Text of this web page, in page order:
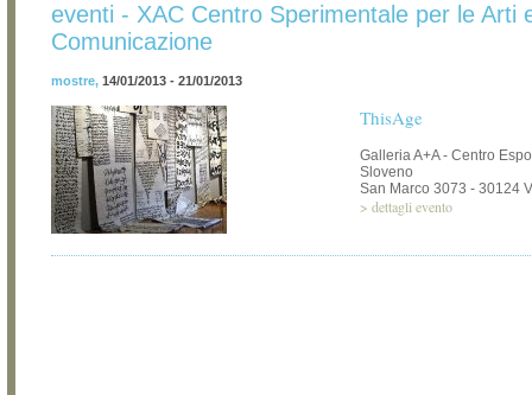
eventi - XAC Centro Sperimentale per le Arti
Comunicazione
mostre, 14/01/2013 - 21/01/2013
ThisAge
Galleria A+A - Centro
Sloveno
San Marco 3073 - 30124
> dettagli evento